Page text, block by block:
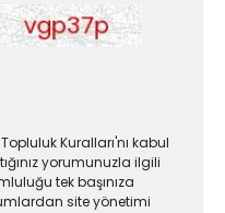
Kuralları'nı kabul
yorumunuzla ilgili
tek başınıza
site yönetimi